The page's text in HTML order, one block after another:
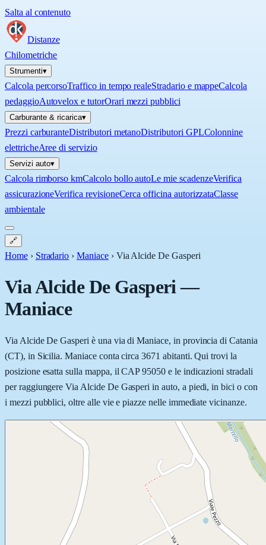
Salta al contenuto
Distanze
Chilometriche
Strumenti▾
Calcola percorsoTraffico in tempo realeStradario e mappeCalcola
pedaggioAutovelox e tutorOrari mezzi pubblici
Carburante & ricarica▾
Prezzi carburanteDistributori metanoDistributori GPLColonnine
elettricheAree di servizio
Servizi auto▾
Calcola rimborso kmCalcolo bollo autoLe mie scadenzeVerifica
assicurazioneVerifica revisioneCerca officina autorizzataClasse
ambientale
🔗
Home › Stradario › Maniace › Via Alcide De Gasperi
Via Alcide De Gasperi—
Maniace
Via Alcide De Gasperi è una via di Maniace, in provincia di Catania
(CT), in Sicilia. Maniace conta circa 3671 abitanti. Qui trovi la
posizione esatta sulla mappa, il CAP 95050 e le indicazioni stradali
per raggiungere Via Alcide De Gasperi in auto, a piedi, in bici o con
i mezzi pubblici, oltre alle vie e piazze nelle immediate vicinanze.